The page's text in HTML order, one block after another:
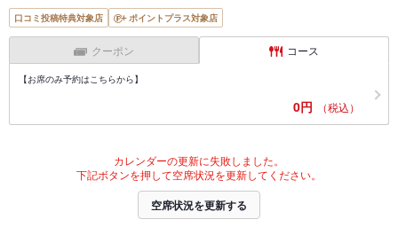
口コミ投稿特典対象店 ポイントプラス対象店
クーポン コース
【お席のみ予約はこちらから】
0円 （税込）
カレンダーの更新に失敗しました。
下記ボタンを押して空席状況を更新してください。
空席状況を更新する